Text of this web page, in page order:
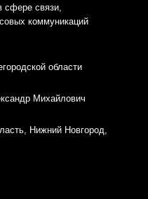
сфере связи,
коммуникаций
области
Михайлович
Нижний Новгород,